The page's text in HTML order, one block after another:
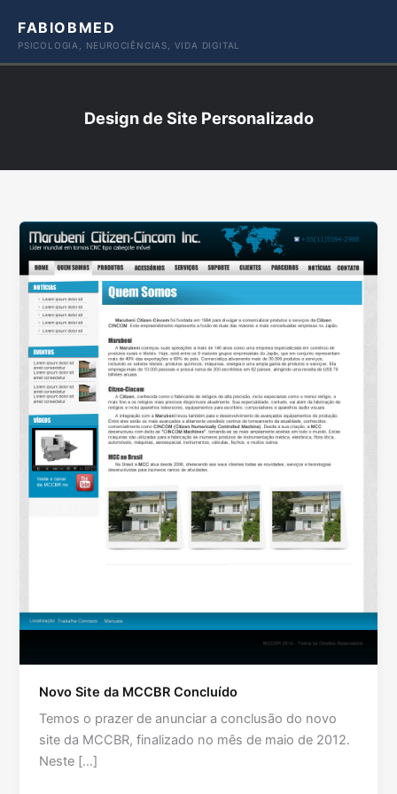
paraFABIOBMED
PSICOLOGIA, NEUROCIÊNCIAS, VIDA DIGITAL
Design de Site Personalizado
Novo Site da MCCBR Concluído
Temos o prazer de anunciar a conclusão do novo
site da MCCBR, finalizado no mês de maio de 2012.
Neste […]